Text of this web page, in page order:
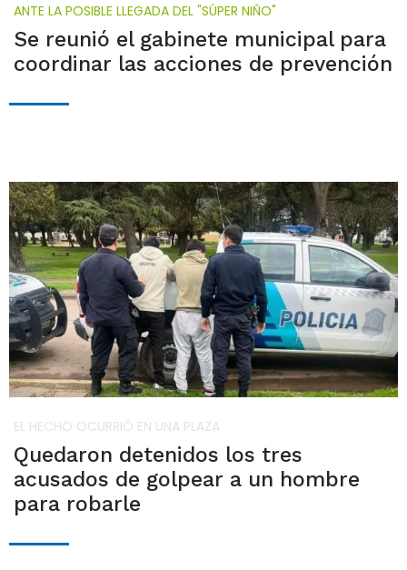
ANTE LA POSIBLE LLEGADA DEL "SÚPER NIÑO"
Se reunió el gabinete municipal para
coordinar las acciones de prevención
EL HECHO OCURRIÓ EN UNA PLAZA
Quedaron detenidos los tres
acusados de golpear a un hombre
para robarle